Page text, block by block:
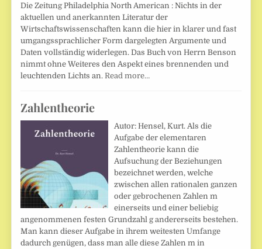
Die Zeitung Philadelphia North American : Nichts in der
aktuellen und anerkannten Literatur der
Wirtschaftswissenschaften kann die hier in klarer und fast
umgangssprachlicher Form dargelegten Argumente und
Daten vollständig widerlegen. Das Buch von Herrn Benson
nimmt ohne Weiteres den Aspekt eines brennenden und
leuchtenden Lichts an. Read more…
Zahlentheorie
Autor: Hensel, Kurt. Als die
Aufgabe der elementaren
Zahlentheorie kann die
Aufsuchung der Beziehungen
bezeichnet werden, welche
zwischen allen rationalen ganzen
oder gebrochenen Zahlen m
einerseits und einer beliebig
angenommenen festen Grundzahl g andererseits bestehen.
Man kann dieser Aufgabe in ihrem weitesten Umfange
dadurch genügen, dass man alle diese Zahlen m in